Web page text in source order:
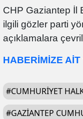
CHP Gaziantep İl
ilgili gözler parti
açıklamalara
HABERİMİZE
#CUMHURIYET
#GAZIANTEP